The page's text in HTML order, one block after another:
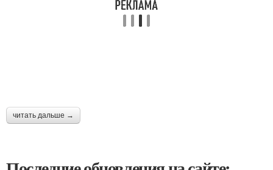
читать дальше →